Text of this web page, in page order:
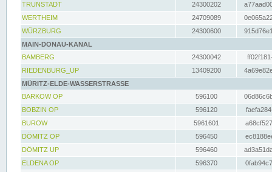
TRUNSTADT
24300202
WERTHEIM
24709089
WÜRZBURG
24300600
MAIN-DONAU-KANAL
BAMBERG
24300042
RIEDENBURG_UP
13409200
MÜRITZ-ELDE-WASSERSTRASSE
BARKOW OP
596100
BOBZIN OP
596120
BUROW
5961601
DÖMITZ OP
596450
DÖMITZ UP
596460
ELDENA OP
596370